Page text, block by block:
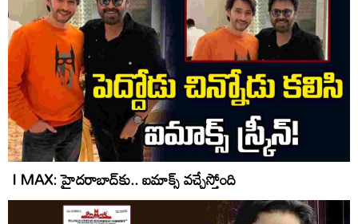
I MAX: హైదరాబాద్‌కు.. ఐమాక్స్ వ‌చ్చేస్తోంది